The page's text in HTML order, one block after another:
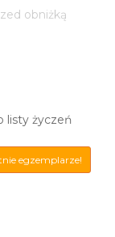
obniżką
listy życzeń
egzemplarze!